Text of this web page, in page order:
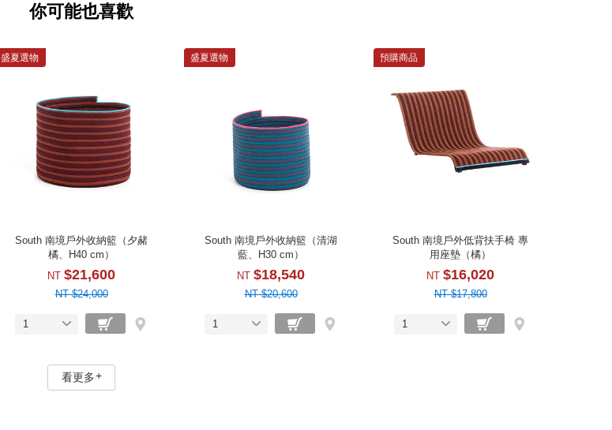
你可能也喜歡
盛夏選物
South 南境戶外收納籃（夕赭
橘、H40 cm）
NT $21,600
NT $24,000
1
盛夏選物
South 南境戶外收納籃（清湖
藍、H30 cm）
NT $18,540
NT $20,600
1
預購商品
South 南境戶外低背扶手椅 專
用座墊（橘）
NT $16,020
NT $17,800
1
看更多